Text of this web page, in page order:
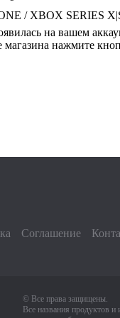
/ XBOX SERIES
на вашем
нажмите
Соглашение
© Все права защищены.
Все названия продуктов